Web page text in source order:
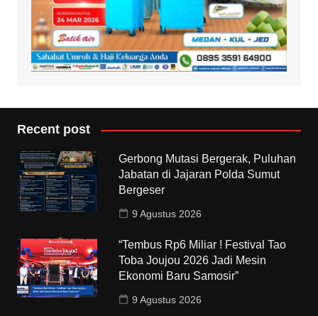
Recent post
Gerbong Mutasi Bergerak, Puluhan
Jabatan di Jajaran Polda Sumut
Bergeser
9 Agustus 2026
“Tembus Rp6 Miliar ! Festival Tao
Toba Joujou 2026 Jadi Mesin
Ekonomi Baru Samosir”
9 Agustus 2026